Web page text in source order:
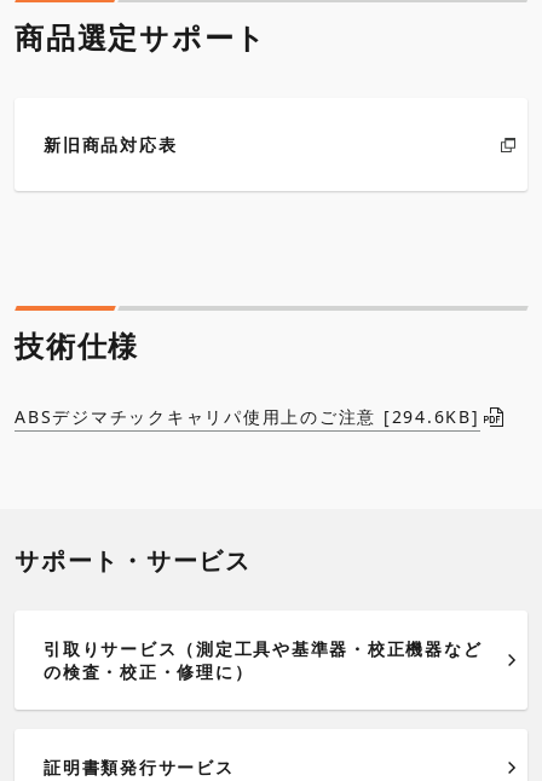
商品選定サポート
新旧商品対応表
技術仕様
ABSデジマチックキャリパ使用上のご注意 [294.6KB]
サポート・サービス
引取りサービス（測定工具や基準器・校正機器など
の検査・校正・修理に）
証明書類発行サービス